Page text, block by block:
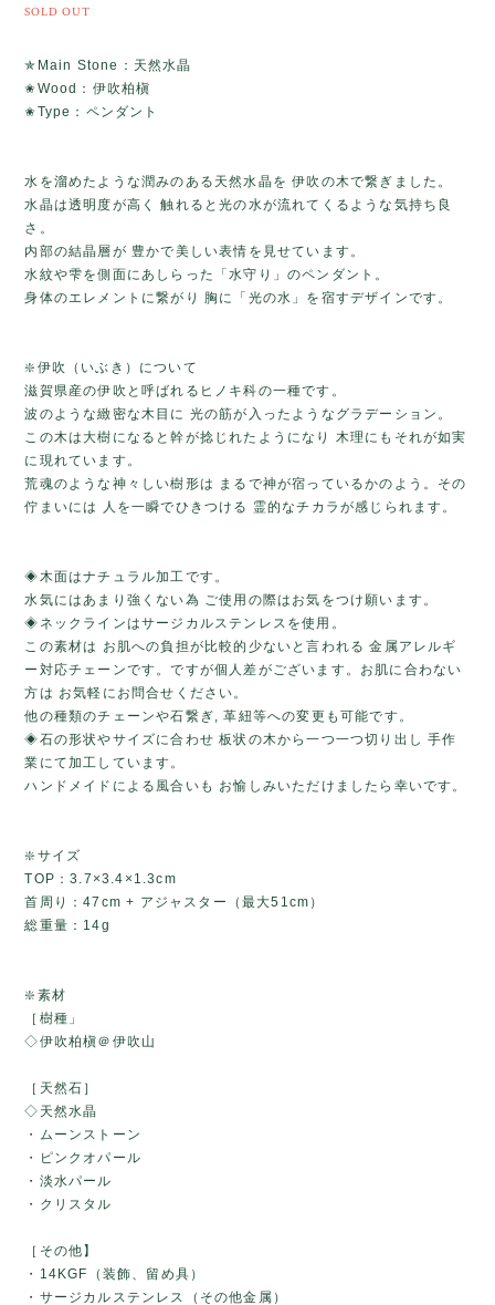
SOLD OUT
✯Main Stone：天然水晶
✬Wood：伊吹柏槇
✬Type：ペンダント
水を溜めたような潤みのある天然水晶を 伊吹の木で繋ぎました。
水晶は透明度が高く 触れると光の水が流れてくるような気持ち良
さ。
内部の結晶層が 豊かで美しい表情を見せています。
水紋や雫を側面にあしらった「水守り」のペンダント。
身体のエレメントに繋がり 胸に「光の水」を宿すデザインです。
❇️伊吹（いぶき）について
滋賀県産の伊吹と呼ばれるヒノキ科の一種です。
波のような緻密な木目に 光の筋が入ったようなグラデーション。
この木は大樹になると幹が捻じれたようになり 木理にもそれが如実
に現れています。
荒魂のような神々しい樹形は まるで神が宿っているかのよう。その
佇まいには 人を一瞬でひきつける 霊的なチカラが感じられます。
◈木面はナチュラル加工です。
水気にはあまり強くない為 ご使用の際はお気をつけ願います。
◈ネックラインはサージカルステンレスを使用。
この素材は お肌への負担が比較的少ないと言われる 金属アレルギ
ー対応チェーンです。ですが個人差がございます。お肌に合わない
方は お気軽にお問合せください。
他の種類のチェーンや石繋ぎ, 革紐等への変更も可能です。
◈石の形状やサイズに合わせ 板状の木から一つ一つ切り出し 手作
業にて加工しています。
ハンドメイドによる風合いも お愉しみいただけましたら幸いです。
❇️サイズ
TOP：3.7×3.4×1.3cm
首周り：47cm + アジャスター（最大51cm）
総重量：14g
❇️素材
［樹種」
◇伊吹柏槇＠伊吹山
［天然石］
◇天然水晶
・ムーンストーン
・ピンクオパール
・淡水パール
・クリスタル
［その他】
・14KGF（装飾、留め具）
・サージカルステンレス（その他金属）